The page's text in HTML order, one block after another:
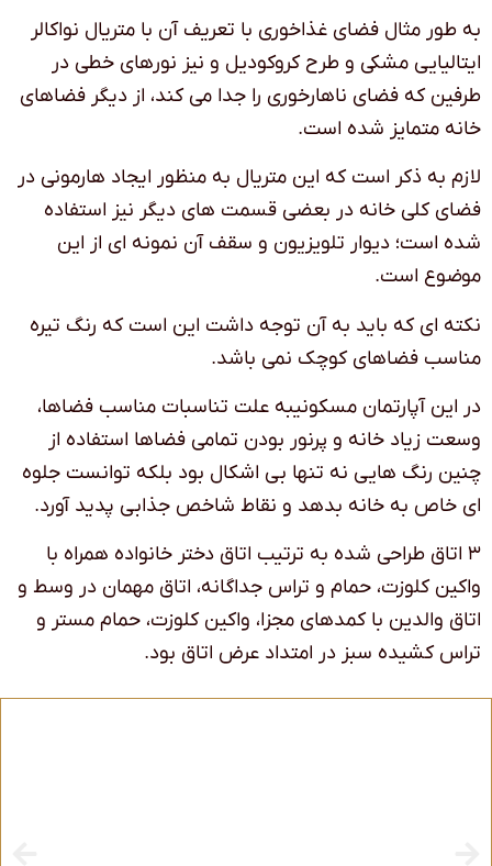
به طور مثال فضای غذاخوری با تعریف آن با متریال نواکالر
ایتالیایی مشکی و طرح کروکودیل و نیز نورهای خطی در
طرفین که فضای ناهارخوری را جدا می کند، از دیگر فضاهای
خانه متمایز شده است.
لازم به ذکر است که این متریال به منظور ایجاد هارمونی در
فضای کلی خانه در بعضی قسمت های دیگر نیز استفاده
شده است؛ دیوار تلویزیون و سقف آن نمونه ای از این
موضوع است.
نکته ای که باید به آن توجه داشت این است که رنگ تیره
مناسب فضاهای کوچک نمی باشد.
در این آپارتمان مسکونیبه علت تناسبات مناسب فضاها،
وسعت زیاد خانه و پرنور بودن تمامی فضاها استفاده از
چنین رنگ هایی نه تنها بی اشکال بود بلکه توانست جلوه
ای خاص به خانه بدهد و نقاط شاخص جذابی پدید آورد.
۳ اتاق طراحی شده به ترتیب اتاق دختر خانواده همراه با
واکین کلوزت، حمام و تراس جداگانه، اتاق مهمان در وسط و
اتاق والدین با کمدهای مجزا، واکین کلوزت، حمام مستر و
تراس کشیده سبز در امتداد عرض اتاق بود.